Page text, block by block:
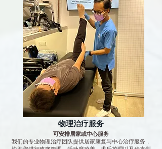
物理治疗服务
可安排居家或中心服务
我们的专业物理治疗团队提供居家康复与中心治疗服务，